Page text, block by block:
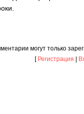
могут только
[ Регистрация